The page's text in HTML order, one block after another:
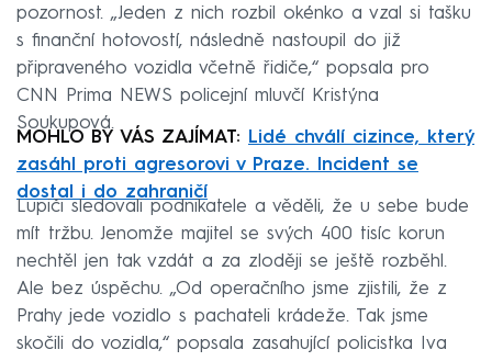
pozornost. „Jeden z nich rozbil okénko a vzal si tašku
s finanční hotovostí, následně nastoupil do již
připraveného vozidla včetně řidiče,“ popsala pro
CNN Prima NEWS policejní mluvčí Kristýna
Soukupová.
MOHLO BY VÁS ZAJÍMAT:
Lidé chválí cizince, který
zasáhl proti agresorovi v Praze. Incident se
dostal i do zahraničí
Lupiči sledovali podnikatele a věděli, že u sebe bude
mít tržbu. Jenomže majitel se svých 400 tisíc korun
nechtěl jen tak vzdát a za zloději se ještě rozběhl.
Ale bez úspěchu. „Od operačního jsme zjistili, že z
Prahy jede vozidlo s pachateli krádeže. Tak jsme
skočili do vozidla,“ popsala zasahující policistka Iva